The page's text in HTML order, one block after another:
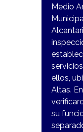
Medio
ellos,
Altas.
su